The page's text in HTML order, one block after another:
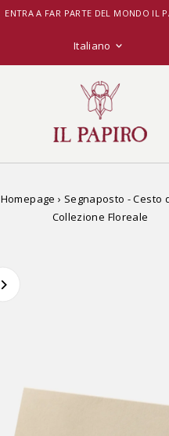
ENTRA A FAR PARTE DEL MONDO IL
Lingua
Italiano
Homepage › Segnaposto - Cesto
Collezione Floreale